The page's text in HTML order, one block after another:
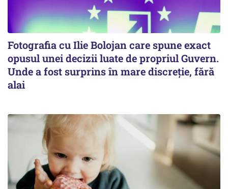
Fotografia cu Ilie Bolojan care spune exact
opusul unei decizii luate de propriul Guvern.
Unde a fost surprins în mare discreție, fără
alai